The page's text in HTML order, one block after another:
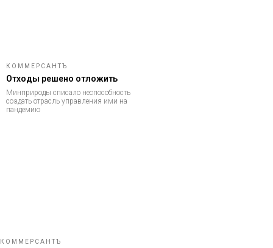
КОММЕРСАНТЪ
Отходы решено отложить
Минприроды списало неспособность
создать отрасль управления ими на
пандемию
КОММЕРСАНТЪ